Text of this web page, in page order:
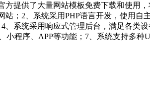
提供了大量网站模板免费下载和使用
；2、系统采用PHP语言开发，使用
系统采用响应式管理后台，满足各类
程序、APP等功能；7、系统支持多